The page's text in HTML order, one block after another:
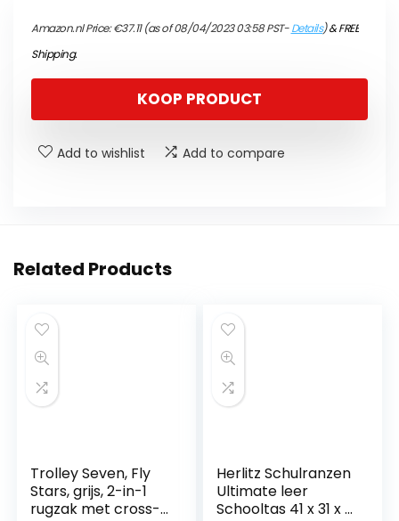
Amazon.nl Price:€37.11(as of 08/04/2023 03:58 PST-Details)&FREE
Shipping.
KOOP PRODUCT
Add to wishlist Add to compare
Related Products
Trolley Seven, Fly
Stars, grijs, 2-in-1
rugzak met cross-
Herlitz Schulranzen
Ultimate leer
Schooltas 41 x 31 x 8